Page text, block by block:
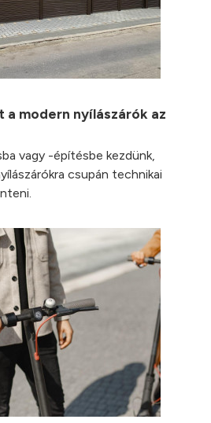
a modern nyílászárók az
vagy -építésbe kezdünk,
csupán technikai